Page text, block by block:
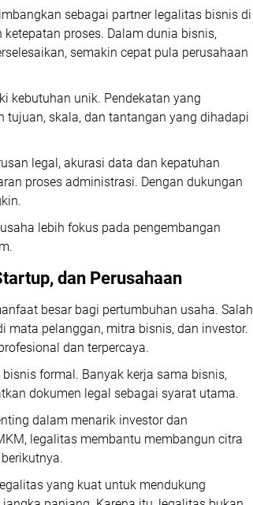
sebagai partner legalitas bisnis di
proses. Dalam dunia bisnis,
semakin cepat pula perusahaan
kebutuhan unik. Pendekatan yang
skala, dan tantangan yang dihadapi
legal, akurasi data dan kepatuhan
proses administrasi. Dengan dukungan
lebih fokus pada pengembangan
dan Perusahaan
besar bagi pertumbuhan usaha. Salah
pelanggan, mitra bisnis, dan investor.
dan terpercaya.
formal. Banyak kerja sama bisnis,
dokumen legal sebagai syarat utama.
dalam menarik investor dan
legalitas membantu membangun citra
yang kuat untuk mendukung